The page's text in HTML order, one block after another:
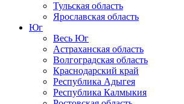
Тульская область
Ярославская область
Юг
Весь Юг
Астраханская область
Волгоградская область
Краснодарский край
Республика Адыгея
Республика Калмыкия